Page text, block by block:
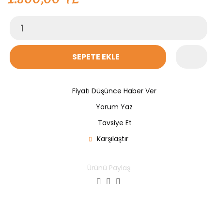
SEPETE EKLE
Fiyatı Düşünce Haber Ver
Yorum Yaz
Tavsiye Et
Karşılaştır
Ürünü Paylaş